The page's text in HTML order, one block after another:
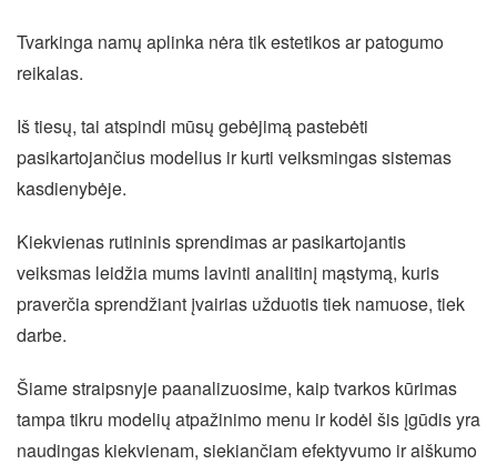
Tvarkinga namų aplinka nėra tik estetikos ar patogumo
reikalas.
Iš tiesų, tai atspindi mūsų gebėjimą pastebėti
pasikartojančius modelius ir kurti veiksmingas sistemas
kasdienybėje.
Kiekvienas rutininis sprendimas ar pasikartojantis
veiksmas leidžia mums lavinti analitinį mąstymą, kuris
praverčia sprendžiant įvairias užduotis tiek namuose, tiek
darbe.
Šiame straipsnyje paanalizuosime, kaip tvarkos kūrimas
tampa tikru modelių atpažinimo menu ir kodėl šis įgūdis yra
naudingas kiekvienam, siekiančiam efektyvumo ir aiškumo